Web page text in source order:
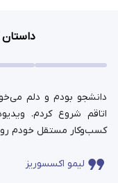
دانشجو بودم و دلم
اتاقم شروع کردم.
کسب‌وکار مستقل خودم رو
لیمو اکسسوریز